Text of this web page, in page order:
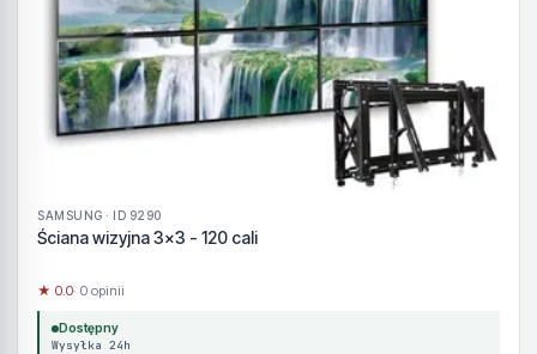
SAMSUNG · ID 9290
Ściana wizyjna 3x3 - 120 cali
★ 0.0· 0 opinii
Dostępny
Wysyłka 24h